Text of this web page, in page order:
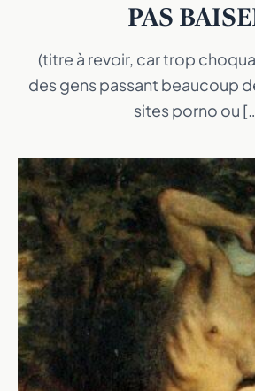
PAS
(titre à revoir, car trop
des gens passant beaucoup
sites porno ou